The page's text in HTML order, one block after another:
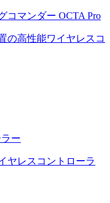
コマンダー OCTA Pro
の高性能ワイヤレスコ
ー
ヤレスコントローラ